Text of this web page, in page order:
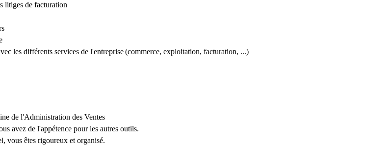
litiges de facturation
les différents services de l'entreprise (commerce, exploitation, facturation, ...)
de l'Administration des Ventes
avez de l'appétence pour les autres outils.
vous êtes rigoureux et organisé.